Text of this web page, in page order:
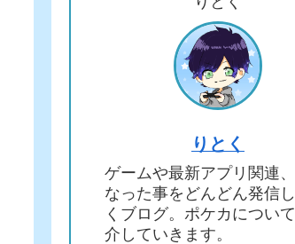
りとく
ゲームや最新アプリ関連
なった事をどんどん発信
くブログ。ポケカについ
介していきます。